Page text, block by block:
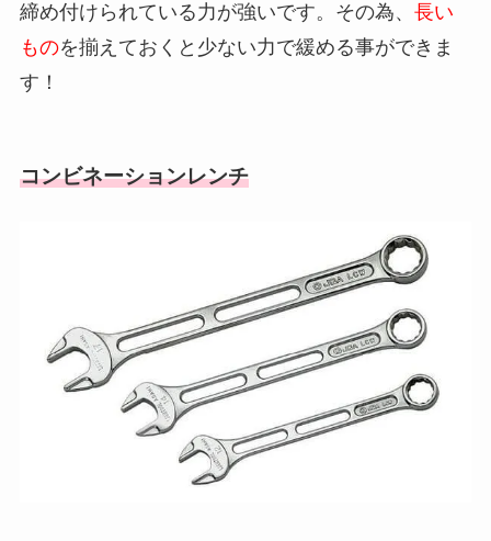
締め付けられている力が強いです。その為、 長い
ものを揃えておくと少ない力で緩める事ができま
す！
コンビネーションレンチ